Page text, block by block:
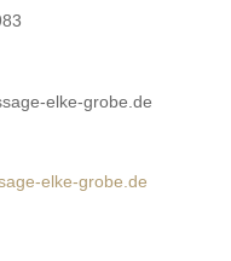
elke-grobe.de
elke-grobe.de